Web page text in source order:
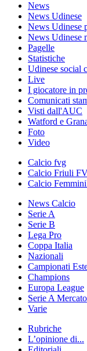
News
News Udinese
News Udinese
News Udinese
Pagelle
Statistiche
Udinese social
Live
I giocatore in
Comunicati
Visti dall'AUC
Watford e
Foto
Video
Calcio fvg
Calcio Friuli
Calcio
News Calcio
Serie A
Serie B
Lega Pro
Coppa Italia
Nazionali
Campionati
Champions
Europa League
Serie A Mercato
Varie
Rubriche
L’opinione di...